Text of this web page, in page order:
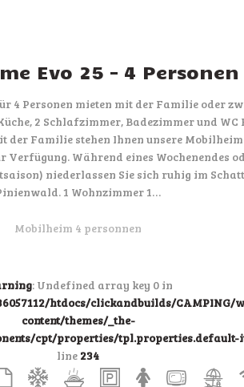
Evo 25 – 4 Personen
4 Personen mieten mit der Familie oder
2 Schlafzimmer, Badezimmer und WC
der Familie stehen Ihnen unsere
Während eines Wochenendes
niederlassen Sie sich ruhig im
1 Wohnzimmer 1…
Mobilheim 4 personnen
: Undefined array key 0 in
htdocs/clickandbuilds/CAMPING/
content/themes/_the-
cpt/properties/tpl.properties.default-
line 234